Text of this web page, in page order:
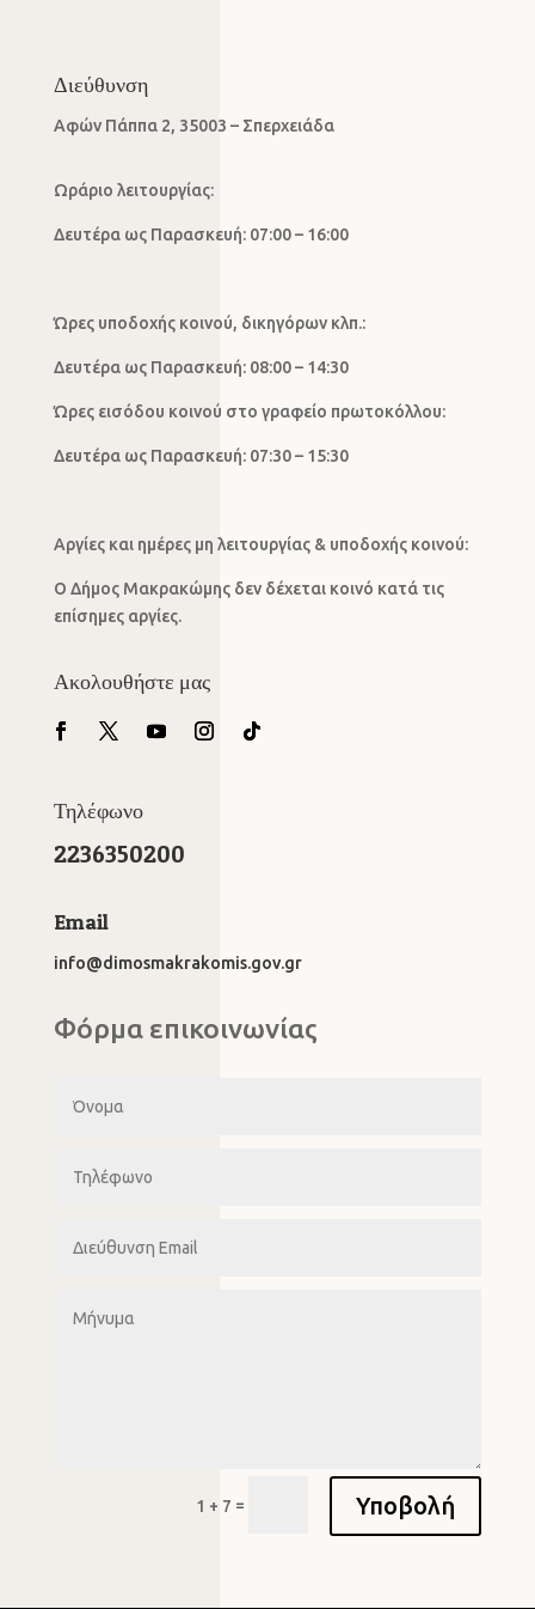
Διεύθυνση
Αφών Πάππα 2, 35003 – Σπερχειάδα
Ωράριο λειτουργίας:
Δευτέρα ως Παρασκευή: 07:00 – 16:00
Ώρες υποδοχής κοινού, δικηγόρων κλπ.:
Δευτέρα ως Παρασκευή: 08:00 – 14:30
Ώρες εισόδου κοινού στο γραφείο πρωτοκόλλου:
Δευτέρα ως Παρασκευή: 07:30 – 15:30
Αργίες και ημέρες μη λειτουργίας & υποδοχής κοινού:
Ο Δήμος Μακρακώμης δεν δέχεται κοινό κατά τις
επίσημες αργίες.
Ακολουθήστε μας
Τηλέφωνο
2236350200
Email
info@dimosmakrakomis.gov.gr
Φόρμα επικοινωνίας
1 + 7 = Υποβολή